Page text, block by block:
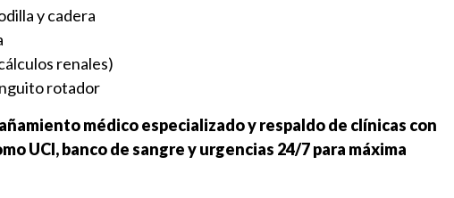
y cadera
renales)
rotador
médico especializado y respaldo de clínicas con
UCI, banco de sangre y urgencias 24/7 para máxima